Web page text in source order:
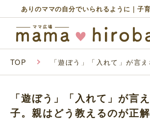
ありのママの自分でいられるように｜子
TOP 「遊ぼう」「入れて」が言
てみた。
「遊ぼう」「入れて」が言
子。親はどう教えるのが正